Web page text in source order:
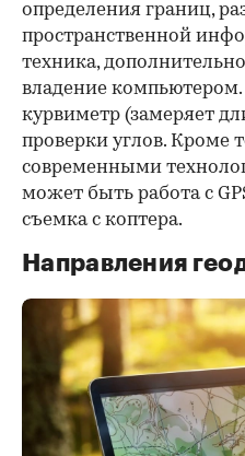
определения границ,
пространственной
техника,
владение
курвиметр (замеряет
проверки углов. Кроме
современными
может быть работа с
съемка с коптера.
Направления